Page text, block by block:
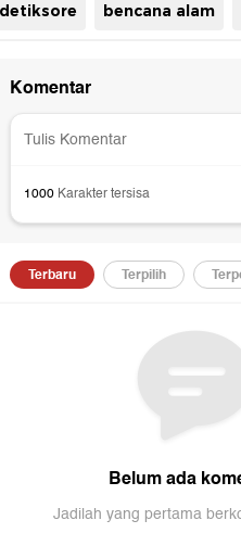
detiksore bencana alam